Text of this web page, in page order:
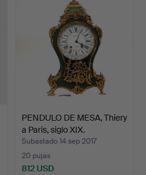
PENDULO DE MESA, Thiery
a Paris, siglo XIX.
Subastado 14 sep 2017
20 pujas
812 USD